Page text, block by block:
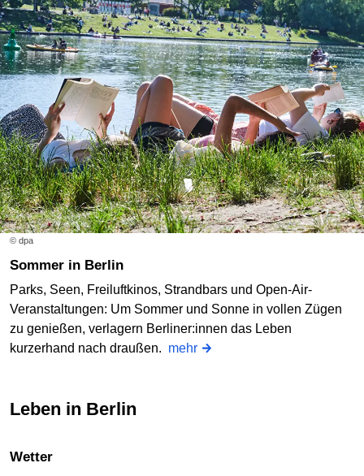
© dpa
Sommer in Berlin
Parks, Seen, Freiluftkinos, Strandbars und Open-Air-
Veranstaltungen: Um Sommer und Sonne in vollen Zügen
zu genießen, verlagern Berliner:innen das Leben
kurzerhand nach draußen. mehr
Leben in Berlin
Wetter